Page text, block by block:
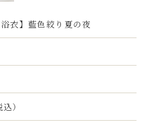
浴衣】藍色絞り夏の夜
）